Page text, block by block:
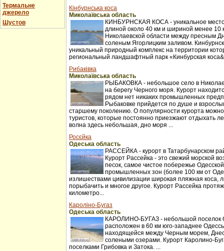
Термальне
джерело
Шустов
Кінбурнська коса
Миколаївська область
КИНБУРНСКАЯ КОСА - уникальное
длиной около 40 км и шириной менее 10
Николаевской области между пресным
соленым Ягорлицким заливом.
уникальный природный комплекс на территории
региональный ландшафтный парк «Кинбурская
Рибаківка
Миколаївська область
РЫБАКОВКА - небольшое село в
на берегу Черного моря. Курорт
рядом нет никаких промышленных
Рыбаковке прийдется по душе и
старшему поколению. О популярности курорта
туристов, которые постоянно приезжают отдыхать
волна здесь небольшая, дно моря ...
Росєйка
Одеська область
РАССЕЙКА - курорт в Татарбунарском
Курорт Рассейка - это свежий морской
песок, самое чистое побережье
промышленных зон (более 100 км от
излишествами цивилизации широкая пляжная коса,
порыбачить и многое другое. Курорт Рассейка
километро...
Кароліно-Бугаз
Одеська область
КАРОЛИНО-БУГАЗ - небольшой поселок
расположен в 60 км юго-западнее
находящейся между Черным морем,
солеными озерами. Курорт Каролино-
поселками Грибовка и Затока. ...